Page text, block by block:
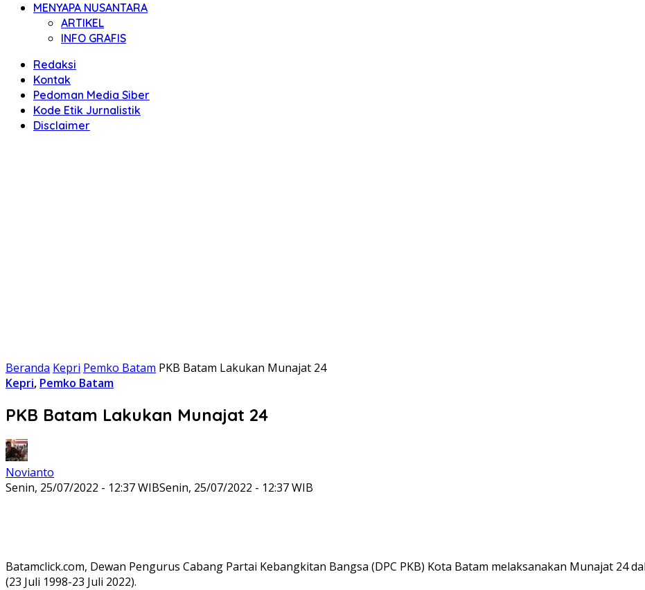
MENYAPA NUSANTARA
ARTIKEL
INFO GRAFIS
Redaksi
Kontak
Pedoman Media Siber
Kode Etik Jurnalistik
Disclaimer
Beranda Kepri Pemko Batam PKB Batam Lakukan Munajat 24
Kepri, Pemko Batam
PKB Batam Lakukan Munajat 24
Novianto
Senin, 25/07/2022 - 12:37 WIBSenin, 25/07/2022 - 12:37 WIB
Batamclick.com, Dewan Pengurus Cabang Partai Kebangkitan Bangsa (DPC PKB) Kota Batam melaksanakan Munajat 24
(23 Juli 1998-23 Juli 2022).